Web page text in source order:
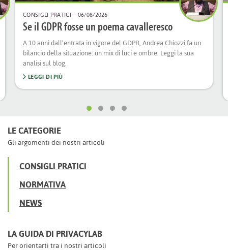
CONSIGLI PRATICI– 06/08/2026
Se il GDPR fosse un poema cavalleresco
A 10 anni dall’entrata in vigore del GDPR, Andrea Chiozzi fa un
bilancio della situazione: un mix di luci e ombre. Leggi la sua
analisi sul blog.
LEGGI DI PIÙ
LE CATEGORIE
Gli argomenti dei nostri articoli
CONSIGLI PRATICI
NORMATIVA
NEWS
LA GUIDA DI PRIVACYLAB
Per orientarti tra i nostri articoli